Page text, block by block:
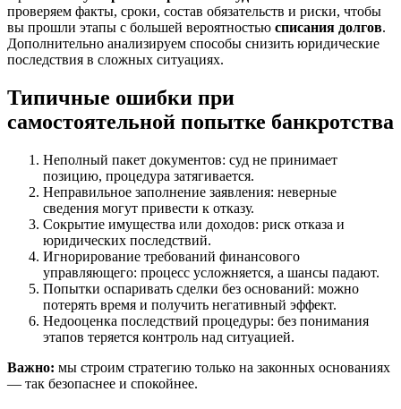
проверяем факты, сроки, состав обязательств и риски, чтобы
вы прошли этапы с большей вероятностью списания долгов.
Дополнительно анализируем способы снизить юридические
последствия в сложных ситуациях.
Типичные ошибки при
самостоятельной попытке банкротства
Неполный пакет документов: суд не принимает
позицию, процедура затягивается.
Неправильное заполнение заявления: неверные
сведения могут привести к отказу.
Сокрытие имущества или доходов: риск отказа и
юридических последствий.
Игнорирование требований финансового
управляющего: процесс усложняется, а шансы падают.
Попытки оспаривать сделки без оснований: можно
потерять время и получить негативный эффект.
Недооценка последствий процедуры: без понимания
этапов теряется контроль над ситуацией.
Важно: мы строим стратегию только на законных основаниях
— так безопаснее и спокойнее.